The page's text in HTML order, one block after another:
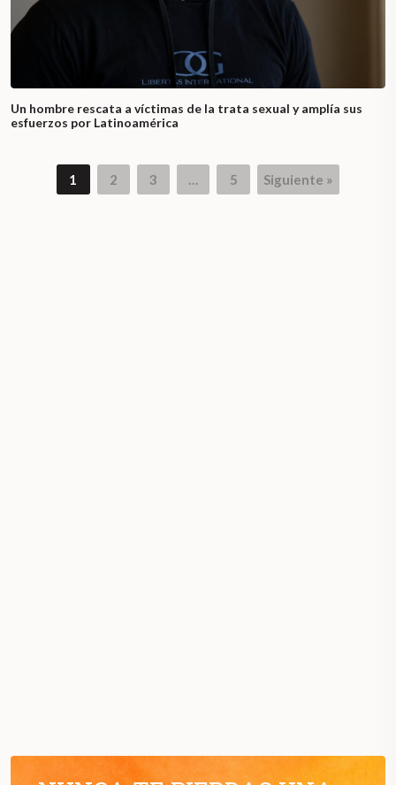
Un hombre rescata a víctimas de la trata sexual y amplía sus
esfuerzos por Latinoamérica
1 2 3 … 5 Siguiente »